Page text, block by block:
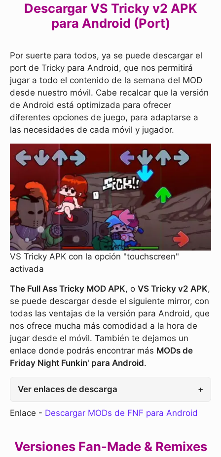
Descargar VS Tricky v2 APK
para Android (Port)
Por suerte para todos, ya se puede descargar el
port de Tricky para Android, que nos permitirá
jugar a todo el contenido de la semana del MOD
desde nuestro móvil. Cabe recalcar que la versión
de Android está optimizada para ofrecer
diferentes opciones de juego, para adaptarse a
las necesidades de cada móvil y jugador.
VS Tricky APK con la opción "touchscreen"
activada
The Full Ass Tricky MOD APK, o VS Tricky v2 APK,
se puede descargar desde el siguiente mirror, con
todas las ventajas de la versión para Android, que
nos ofrece mucha más comodidad a la hora de
jugar desde el móvil. También te dejamos un
enlace donde podrás encontrar más MODs de
Friday Night Funkin' para Android.
Ver enlaces de descarga +
Enlace - Descargar MODs de FNF para Android
Versiones Fan-Made & Remixes